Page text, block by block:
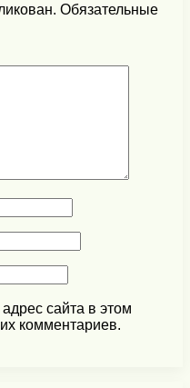
Обязательные
сайта в этом
комментариев.